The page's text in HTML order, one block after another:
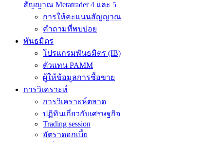
สัญญาณ Metatrader 4 และ 5
การให้คะแนนสัญญาณ
คำถามที่พบบ่อย
พันธมิตร
โปรแกรมพันธมิตร (IB)
ตัวแทน PAMM
ผู้ให้ข้อมูลการซื้อขาย
การวิเคราะห์
การวิเคราะห์ตลาด
ปฏิทินเกี่ยวกับเศรษฐกิจ
Trading session
อัตราดอกเบี้ย